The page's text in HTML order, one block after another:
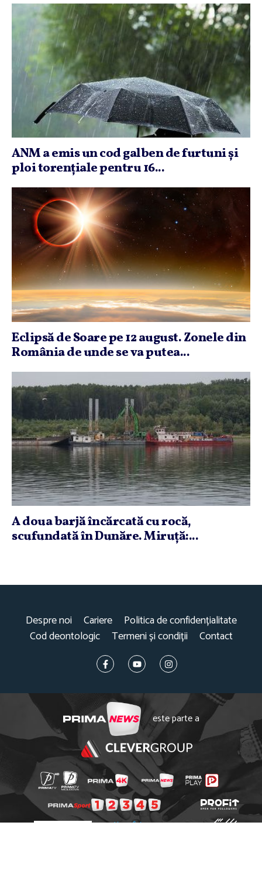
ANM a emis un cod galben de furtuni şi
ploi torenţiale pentru 16...
Eclipsă de Soare pe 12 august. Zonele din
România de unde se va putea...
A doua barjă încărcată cu rocă,
scufundată în Dunăre. Miruţă:...
Despre noi Cariere
Politica de confidențialitate
Cod deontologic
Termeni și condiții Contact
este parte a